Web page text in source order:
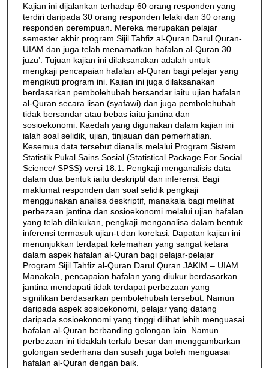
Kajian ini dijalankan terhadap 60 orang responden yang
terdiri daripada 30 orang responden lelaki dan 30 orang
responden perempuan. Mereka merupakan pelajar
semester akhir program Sijil Tahfiz al-Quran Darul Quran-
UIAM dan juga telah menamatkan hafalan al-Quran 30
juzu’. Tujuan kajian ini dilaksanakan adalah untuk
mengkaji pencapaian hafalan al-Quran bagi pelajar yang
mengikuti program ini. Kajian ini juga dilaksanakan
berdasarkan pembolehubah bersandar iaitu ujian hafalan
al-Quran secara lisan (syafawi) dan juga pembolehubah
tidak bersandar atau bebas iaitu jantina dan
sosioekonomi. Kaedah yang digunakan dalam kajian ini
ialah soal selidik, ujian, tinjauan dan pemerhatian.
Kesemua data tersebut dianalis melalui Program Sistem
Statistik Pukal Sains Sosial (Statistical Package For Social
Science/ SPSS) versi 18.1. Pengkaji menganalisis data
dalam dua bentuk iaitu deskriptif dan inferensi. Bagi
maklumat responden dan soal selidik pengkaji
menggunakan analisa deskriptif, manakala bagi melihat
perbezaan jantina dan sosioekonomi melalui ujian hafalan
yang telah dilakukan, pengkaji menganalisa dalam bentuk
inferensi termasuk ujian-t dan korelasi. Dapatan kajian ini
menunjukkan terdapat kelemahan yang sangat ketara
dalam aspek hafalan al-Quran bagi pelajar-pelajar
Program Sijil Tahfiz al-Quran Darul Quran JAKIM – UIAM.
Manakala, pencapaian hafalan yang diukur berdasarkan
jantina mendapati tidak terdapat perbezaan yang
signifikan berdasarkan pembolehubah tersebut. Namun
daripada aspek sosioekonomi, pelajar yang datang
daripada sosioekonomi yang tinggi dilihat lebih menguasai
hafalan al-Quran berbanding golongan lain. Namun
perbezaan ini tidaklah terlalu besar dan menggambarkan
golongan sederhana dan susah juga boleh menguasai
hafalan al-Quran dengan baik.